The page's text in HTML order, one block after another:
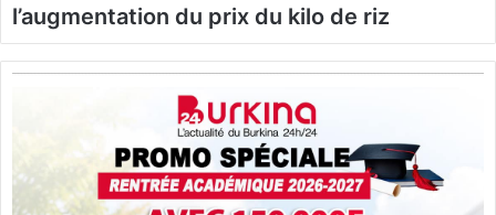
l’augmentation du prix du kilo de riz